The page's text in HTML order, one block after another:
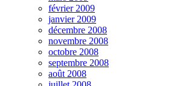
février 2009
janvier 2009
décembre 2008
novembre 2008
octobre 2008
septembre 2008
août 2008